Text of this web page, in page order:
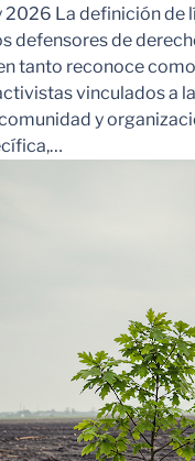
2026 La definición de
defensores de
tanto reconoce
vinculados a
y